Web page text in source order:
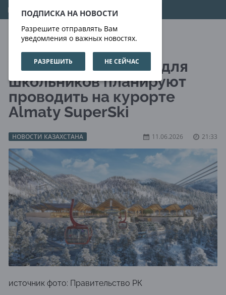
ПОДПИСКА НА НОВОСТИ
Разрешите отправлять Вам
уведомления о важных новостях.
РАЗРЕШИТЬ НЕ СЕЙЧАС
09.08.2026 16:07:46
Уроки физкультуры для
школьников планируют
проводить на курорте
Almaty SuperSki
НОВОСТИ КАЗАХСТАНА 11.06.2026 21:33
источник фото: Правительство РК